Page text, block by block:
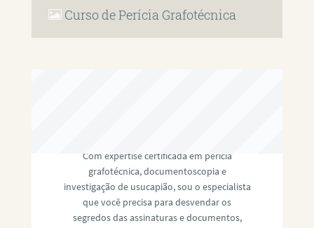
Curso de Perícia Grafotécnica
Com expertise certificada em perícia
grafotécnica, documentoscopia e
investigação de usucapião, sou o especialista
que você precisa para desvendar os
segredos das assinaturas e documentos,